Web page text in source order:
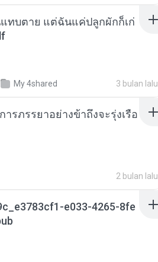
ทบตาย แต่ฉันแค่ปลูกผักก็เก่
My 4shared 3 bulan lalu
รภรรยาอย่างข้าถึงจะรุ่งเรือ
2 bulan lalu
e033-4265-8fe